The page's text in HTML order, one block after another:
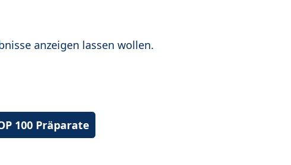
anzeigen lassen wollen.
100 Präparate